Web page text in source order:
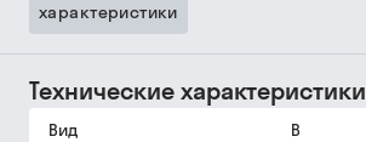
характеристики
Технические характеристики
Вид B